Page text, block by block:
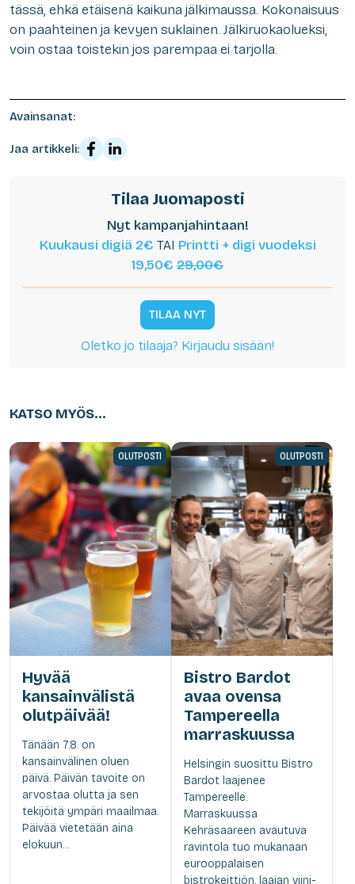
tässä, ehkä etäisenä kaikuna jälkimaussa. Kokonaisuus
on paahteinen ja kevyen suklainen. Jälkiruokaolueksi,
voin ostaa toistekin jos parempaa ei tarjolla.
Avainsanat:
Jaa artikkeli:
Tilaa Juomaposti
Nyt kampanjahintaan!
Kuukausi digiä 2€ TAI Printti + digi vuodeksi
19,50€ 29,00€
TILAA NYT
Oletko jo tilaaja? Kirjaudu sisään!
KATSO MYÖS...
OLUTPOSTI
Hyvää
kansainvälistä
olutpäivää!
Tänään 7.8. on
kansainvälinen oluen
päivä. Päivän tavoite on
arvostaa olutta ja sen
tekijöitä ympäri maailmaa.
Päivää vietetään aina
elokuun...
OLUTPOSTI
Bistro Bardot
avaa ovensa
Tampereella
marraskuussa
Helsingin suosittu Bistro
Bardot laajenee
Tampereelle.
Marraskuussa
Kehräsaareen avautuva
ravintola tuo mukanaan
eurooppalaisen
bistrokeittiön, laajan viini-